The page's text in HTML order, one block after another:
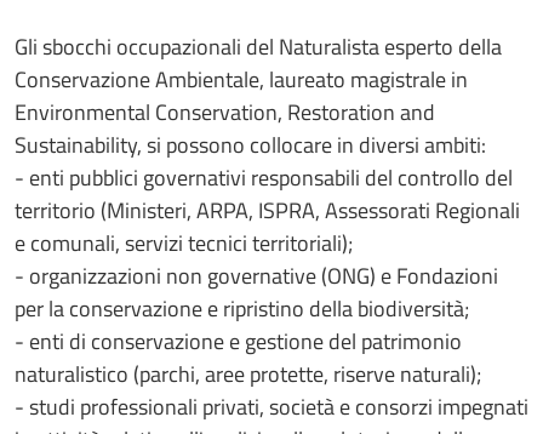
Gli sbocchi occupazionali del Naturalista esperto della
Conservazione Ambientale, laureato magistrale in
Environmental Conservation, Restoration and
Sustainability, si possono collocare in diversi ambiti:
- enti pubblici governativi responsabili del controllo del
territorio (Ministeri, ARPA, ISPRA, Assessorati Regionali
e comunali, servizi tecnici territoriali);
- organizzazioni non governative (ONG) e Fondazioni
per la conservazione e ripristino della biodiversità;
- enti di conservazione e gestione del patrimonio
naturalistico (parchi, aree protette, riserve naturali);
- studi professionali privati, società e consorzi impegnati